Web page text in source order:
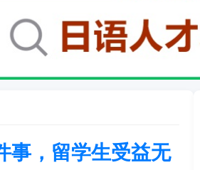
事，留学生受益无